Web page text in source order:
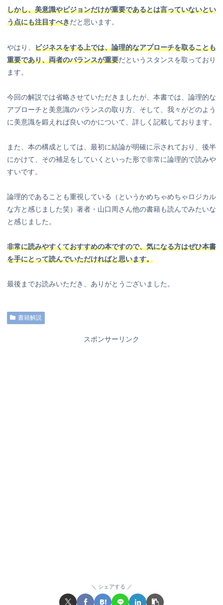
しかし、美意識やビジョンだけが重要であるとは言っていないとい
う点にも注目すべきだと思います。
やはり、 ビジネスをする上では、論理的なアプローチを取ることも
重要であり、両者のバランスが重要だというスタンスを取っており
ます。
今回の解説では省略させていただきましたが、本書では、論理的な
アプローチと美意識のバランスの取り方、そして、我々がどのよう
に美意識を鍛えれば良いのかについて、詳しく記載しております。
また、本の構成としては、最初に結論が明確に示されており、後半
にかけて、その補足をしていくといった形で非常に論理的で読みや
すいです。
論理的であることも重視している（というかめちゃめちゃロジカル
な方と感じました笑）著者・山口周さん他の書籍も読んでみたいな
と感じました。
非常に読みやすくておすすめの本ですので、気になる方はぜひ本書
を手にとって読んでいただければと思います。
最後までお読みいただき、ありがとうございました。
書籍解説
スポンサーリンク
シェアする